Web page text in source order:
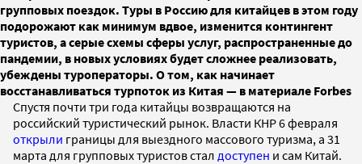
групповых поездок. Туры в Россию для китайцев в этом году
подорожают как минимум вдвое, изменится контингент
туристов, а серые схемы сферы услуг, распространенные до
пандемии, в новых условиях будет сложнее реализовать,
убеждены туроператоры. О том, как начинает
восстанавливаться турпоток из Китая — в материале Forbes
Спустя почти три года китайцы возвращаются на
российский туристический рынок. Власти КНР 6 февраля
открыли границы для выездного массового туризма, а 31
марта для групповых туристов стал доступен и сам Китай.